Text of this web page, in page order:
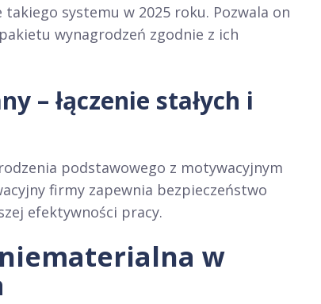
systemu w 2025 roku. Pozwala on
wynagrodzeń zgodnie z ich
– łączenie stałych i
podstawowego z motywacyjnym
firmy zapewnia bezpieczeństwo
efektywności pracy.
w